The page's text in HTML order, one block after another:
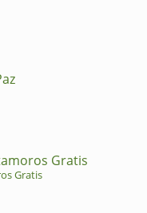
Gratis
Gratis